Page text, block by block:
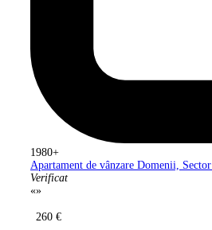
1980+
Apartament de vânzare Domenii, Sector
Verificat
«»
260 €